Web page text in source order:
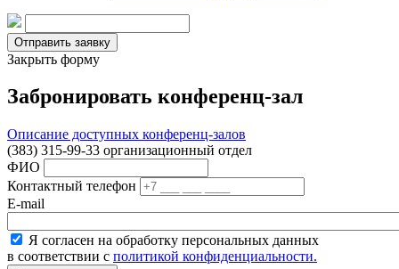
Закрыть форму
Забронировать конференц-зал
Описание доступных конференц-залов
(383) 315-99-33 организационный отдел
ФИО
Контактный телефон
E-mail
Я согласен на обработку персональных данных
в соответствии с политикой конфиденциальности.